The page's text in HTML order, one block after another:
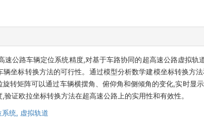
速公路车辆定位系统精度,对基于车路协同的超高速公路虚拟
坐标转换方法的可行性。通过模型分析数学建模坐标转换方
转矩阵可以通过车辆横摆角、俯仰角和侧倾角的变化,实时显
证欧拉坐标转换方法在超高速公路上的实用性和有效性。
系统, 虚拟轨道